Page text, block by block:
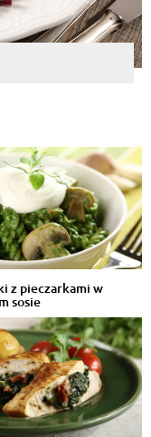
z pieczarkami w
sosie